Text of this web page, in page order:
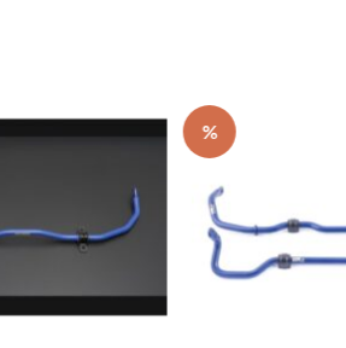
%